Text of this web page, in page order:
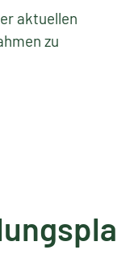
aktuellen
zu